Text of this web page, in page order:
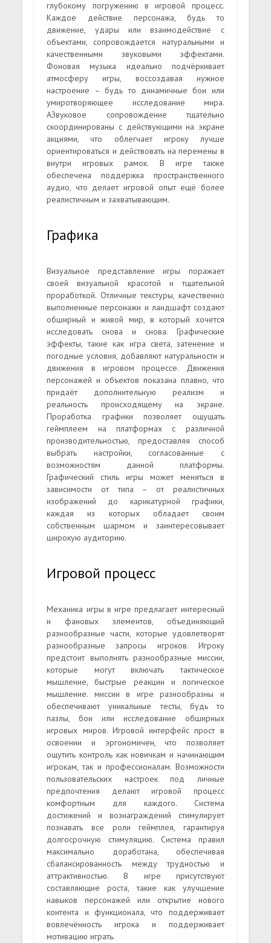
глубокому погружению в игровой процесс.
Каждое действие персонажа, будь то
движение, удары или взаимодействие с
объектами, сопровождается натуральными и
качественными звуковыми эффектами.
Фоновая музыка идеально подчёркивает
атмосферу игры, воссоздавая нужное
настроение – будь то динамичные бои или
умиротворяющее исследование мира.
АЗвуковое сопровождение тщательно
скоординированы с действующими на экране
акциями, что облегчает игроку лучше
ориентироваться и действовать на перемены в
внутри игровых рамок. В игре также
обеспечена поддержка пространственного
аудио, что делает игровой опыт ещё более
реалистичным и захватывающим.
Графика
Визуальное представление игры поражает
своей визуальной красотой и тщательной
проработкой. Отличные текстуры, качественно
выполненные персонажи и ландшафт создают
обширный и живой мир, в который хочется
исследовать снова и снова. Графические
эффекты, такие как игра света, затенение и
погодные условия, добавляют натуральности и
движения в игровом процессе. Движения
персонажей и объектов показана плавно, что
придаёт дополнительную реализм и
реальность происходящему на экране.
Проработка графики позволяет ощущать
геймплеем на платформах с различной
производительностью, предоставляя способ
выбрать настройки, согласованные с
возможностям данной платформы.
Графический стиль игры может меняться в
зависимости от типа – от реалистичных
изображений до карикатурной графики,
каждая из которых обладает своим
собственным шармом и заинтересовывает
широкую аудиторию.
Игровой процесс
Механика игры в игре предлагает интересный
и фановых элементов, объединяющий
разнообразные части, которые удовлетворят
разнообразные запросы игроков. Игроку
предстоит выполнять разнообразные миссии,
которые могут включать тактическое
мышление, быстрые реакции и логическое
мышление. миссии в игре разнообразны и
обеспечивают уникальные тесты, будь то
пазлы, бои или исследование обширных
игровых миров. Игровой интерфейс прост в
освоении и эргономичен, что позволяет
ощутить контроль как новичкам и начинающим
игрокам, так и профессионалам. Возможности
пользовательских настроек под личные
предпочтения делают игровой процесс
комфортным для каждого. Система
достижений и вознаграждений стимулирует
познавать все роли геймплея, гарантируя
долгосрочную стимуляцию. Система правил
максимально доработана, обеспечивая
сбалансированность между трудностью и
аттрактивностью. В игре присутствуют
составляющие роста, такие как улучшение
навыков персонажей или открытие нового
контента и функционала, что поддерживает
вовлечённость игрока и поддерживает
мотивацию играть.